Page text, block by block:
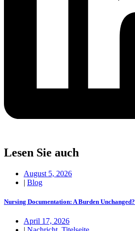
Lesen Sie auch
August 5, 2026
| Blog
Nursing Documentation: A Burden Unchanged?
April 17, 2026